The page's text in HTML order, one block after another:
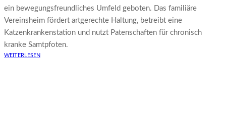
ein bewegungsfreundliches Umfeld geboten. Das familiäre
Vereinsheim fördert artgerechte Haltung, betreibt eine
Katzenkrankenstation und nutzt Patenschaften für chronisch
kranke Samtpfoten.
WEITERLESEN